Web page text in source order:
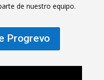
de nuestro equipo.
Progrevo